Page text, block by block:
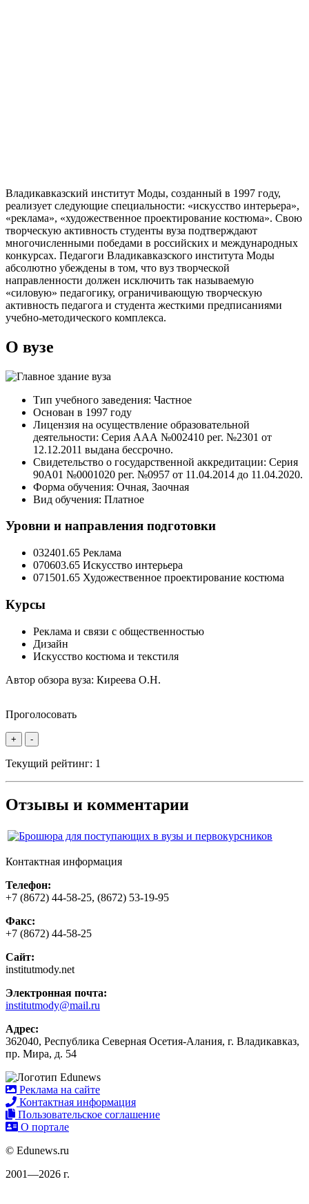
Владикавказский институт Моды, созданный в 1997 году,
реализует следующие специальности: «искусство интерьера»,
«реклама», «художественное проектирование костюма». Свою
творческую активность студенты вуза подтверждают
многочисленными победами в российских и международных
конкурсах. Педагоги Владикавказского института Моды
абсолютно убеждены в том, что вуз творческой
направленности должен исключить так называемую
«силовую» педагогику, ограничивающую творческую
активность педагога и студента жесткими предписаниями
учебно-методического комплекса.
О вузе
Тип учебного заведения: Частное
Основан в 1997 году
Лицензия на осуществление образовательной
деятельности: Серия ААА №002410 рег. №2301 от
12.12.2011 выдана бессрочно.
Свидетельство о государственной аккредитации: Серия
90A01 №0001020 рег. №0957 от 11.04.2014 до 11.04.2020.
Форма обучения: Очная, Заочная
Вид обучения: Платное
Уровни и направления подготовки
032401.65 Реклама
070603.65 Искусство интерьера
071501.65 Художественное проектирование костюма
Курсы
Реклама и связи с общественностью
Дизайн
Искусство костюма и текстиля
Автор обзора вуза: Киреева О.Н.
Проголосовать
+ -
Текущий рейтинг: 1
Отзывы и комментарии
Контактная информация
Телефон:
+7 (8672) 44-58-25, (8672) 53-19-95
Факс:
+7 (8672) 44-58-25
Сайт:
institutmody.net
Электронная почта:
institutmody@mail.ru
Адрес:
362040, Республика Северная Осетия-Алания, г. Владикавказ,
пр. Мира, д. 54
Реклама на сайте
Контактная информация
Пользовательское соглашение
О портале
© Edunews.ru
2001—2026 г.